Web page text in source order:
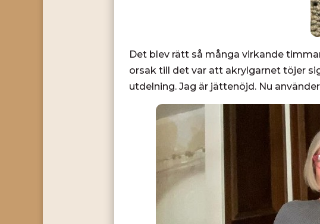
Det blev rätt så många virkande
orsak till det var att akrylgarnet töjer
utdelning. Jag är jättenöjd. Nu